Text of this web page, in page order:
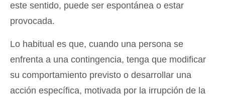
este sentido, puede ser espontánea o estar
provocada.
Lo habitual es que, cuando una persona se
enfrenta a una contingencia, tenga que modificar
su comportamiento previsto o desarrollar una
acción específica, motivada por la irrupción de la